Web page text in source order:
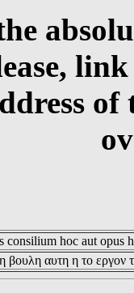
consilium hoc aut opus
αυτη η το εργον